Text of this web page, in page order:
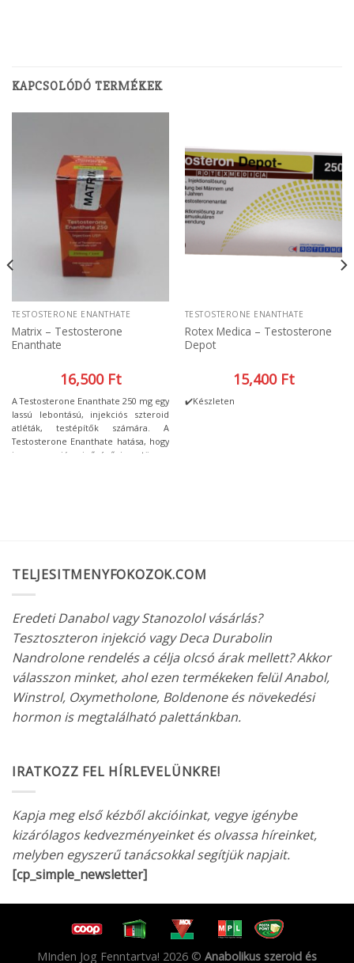
KAPCSOLÓDÓ TERMÉKEK
TESTOSTERONE ENANTHATE
Matrix – Testosterone
Enanthate
16,500 Ft
A Testosterone Enanthate 250 mg egy
lassú lebontású, injekciós szteroid
atléták, testépítők számára. A
Testosterone Enanthate hatása, hogy
igen nagy, jó minőségű izomtömeg
TESTOSTERONE ENANTHATE
Rotex Medica – Testosterone
Depot
15,400 Ft
✔️Készleten
TELJESITMENYFOKOZOK.COM
Eredeti Danabol vagy Stanozolol vásárlás?
Tesztoszteron injekció vagy Deca Durabolin
Nandrolone rendelés a célja olcsó árak mellett? Akkor
válasszon minket, ahol ezen termékeken felül Anabol,
Winstrol, Oxymetholone, Boldenone és növekedési
hormon is megtalálható palettánkban.
IRATKOZZ FEL HÍRLEVELÜNKRE!
Kapja meg első kézből akcióinkat, vegye igénybe
kizárólagos kedvezményeinket és olvassa híreinket,
melyben egyszerű tanácsokkal segítjük napjait.
[cp_simple_newsletter]
MInden Jog Fenntartva! 2026 © Anabolikus szeroid és